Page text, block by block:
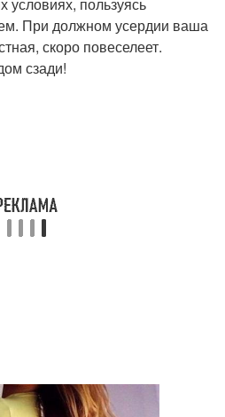
При должном усердии ваша
скоро повеселеет.
сзади!